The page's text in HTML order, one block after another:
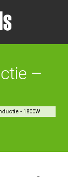
–
- 1800W